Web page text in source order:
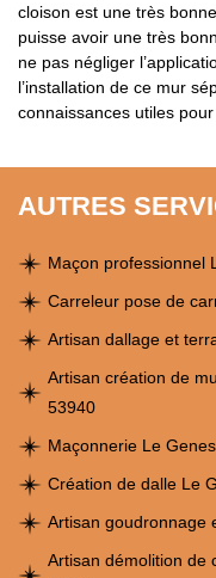
cloison est une très
puisse avoir une très
ne pas négliger
l’installation de ce mur
connaissances utiles
AUTRES
Maçon professionnel
Carreleur pose de
Artisan dallage et
Artisan création de
53940
Maçonnerie Le
Création de dalle Le
Artisan goudronnage
Artisan démolition de